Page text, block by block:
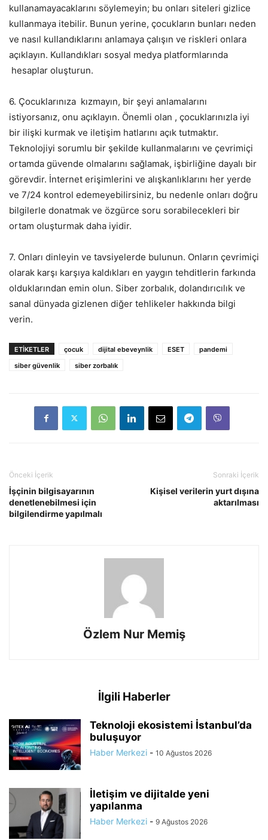
kullanamayacaklarını söylemeyin; bu onları siteleri gizlice
kullanmaya itebilir. Bunun yerine, çocukların bunları neden
ve nasıl kullandıklarını anlamaya çalışın ve riskleri onlara
açıklayın. Kullandıkları sosyal medya platformlarında
hesaplar oluşturun.
6. Çocuklarınıza kızmayın, bir şeyi anlamalarını
istiyorsanız, onu açıklayın. Önemli olan , çocuklarınızla iyi
bir ilişki kurmak ve iletişim hatlarını açık tutmaktır.
Teknolojiyi sorumlu bir şekilde kullanmalarını ve çevrimiçi
ortamda güvende olmalarını sağlamak, işbirliğine dayalı bir
görevdir. İnternet erişimlerini ve alışkanlıklarını her yerde
ve 7/24 kontrol edemeyebilirsiniz, bu nedenle onları doğru
bilgilerle donatmak ve özgürce soru sorabilecekleri bir
ortam oluşturmak daha iyidir.
7. Onları dinleyin ve tavsiyelerde bulunun. Onların çevrimiçi
olarak karşı karşıya kaldıkları en yaygın tehditlerin farkında
olduklarından emin olun. Siber zorbalık, dolandırıcılık ve
sanal dünyada gizlenen diğer tehlikeler hakkında bilgi
verin.
ETIKETLER çocuk dijital ebeveynlik ESET
pandemi
siber güvenlik
siber zorbalık
Önceki İçerik
İşçinin bilgisayarının
denetlenebilmesi için
bilgilendirme yapılmalı
Sonraki İçerik
Kişisel verilerin yurt dışına
aktarılması
Özlem Nur Memiş
İlgili Haberler
Teknoloji ekosistemi İstanbul’da
buluşuyor
Haber Merkezi - 10 Ağustos 2026
İletişim ve dijitalde yeni
yapılanma
Haber Merkezi - 9 Ağustos 2026